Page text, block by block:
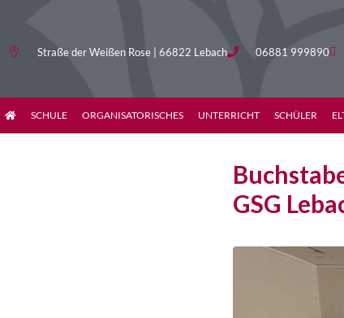
Straße der Weißen Rose | 66822 Lebach 06881 999890
SCHULE ORGANISATORISCHES UNTERRICHT SCHÜLER
GSG